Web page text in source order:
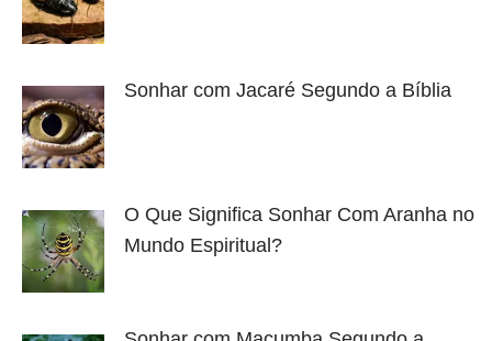
Sonhar com Jacaré Segundo a Bíblia
O Que Significa Sonhar Com Aranha no
Mundo Espiritual?